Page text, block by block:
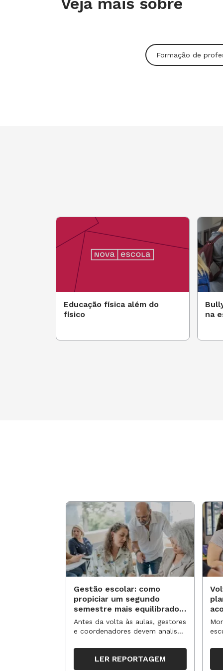
Analista de marketing e
Helen Mary Pin
Atendimento ao Leitor
novaescola@novaescola.org.br
Formação de
Educação física além do
físico
na
Gestão escolar: como
propiciar um segundo
semestre mais equilibrado
para os professores?
Antes da volta às aulas, gestores
e coordenadores devem analisar
organizar ações para orientar o
trabalho pedagógico ao longo
do período
LER REPORTAGEM